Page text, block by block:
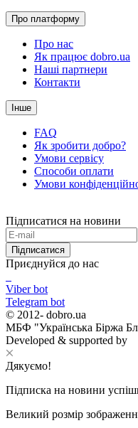
Про платформу
Про нас
Як працює dobro.ua
Наші партнери
Контакти
Інше
FAQ
Як зробити добро?
Умови сервісу
Способи оплати
Умови
Підписатися на новини
Підписатися
Приєднуйся до нас
Viber bot
Telegram bot
© 2012- dobro.ua
МБФ "Українська Біржа
Developed & supported by
Дякуємо!
Підписка на новини
Великий розмір